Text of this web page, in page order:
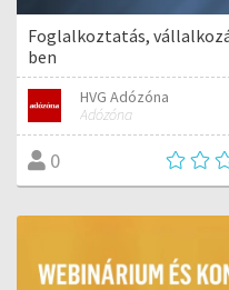
Foglalkoztatás,
ben
HVG Adózóna
Adózóna
0